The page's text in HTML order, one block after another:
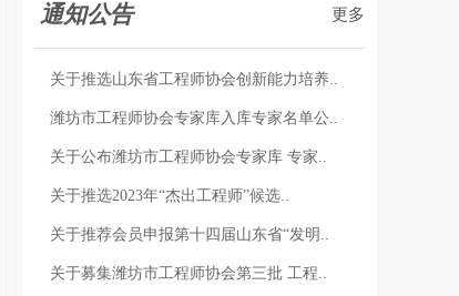
通知公告 更多
关于推选山东省工程师协会创新能力培养..
潍坊市工程师协会专家库入库专家名单公..
关于公布潍坊市工程师协会专家库 专家..
关于推选2023年“杰出工程师”候选..
关于推荐会员申报第十四届山东省“发明..
关于募集潍坊市工程师协会第三批 工程..